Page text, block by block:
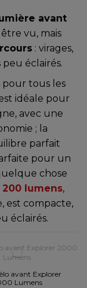
avant
vu, mais
: virages,
éclairés.
pour tous les
idéale pour
avec une
; la
parfait
pour un
chose
200 lumens,
est compacte,
éclairés.
avant Explorer
Lumens